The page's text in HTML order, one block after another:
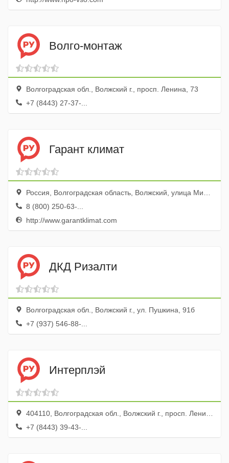
Волго-монтаж
Волгоградская обл., Волжский г., просп. Ленина, 73
+7 (8443) 27-37-...
Гарант климат
Россия, Волгоградская область, Волжский, улица Мира, 47А
8 (800) 250-63-...
http://www.garantklimat.com
ДКД Ризалти
Волгоградская обл., Волжский г., ул. Пушкина, 91б
+7 (937) 546-88-...
Интерплэй
404110, Волгоградская обл., Волжский г., просп. Ленина, 97
+7 (8443) 39-43-...